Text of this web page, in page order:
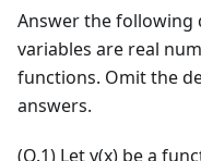
Answer the following
variables are real
functions. Omit the
answers.
(Q.1) Let y(x) be a